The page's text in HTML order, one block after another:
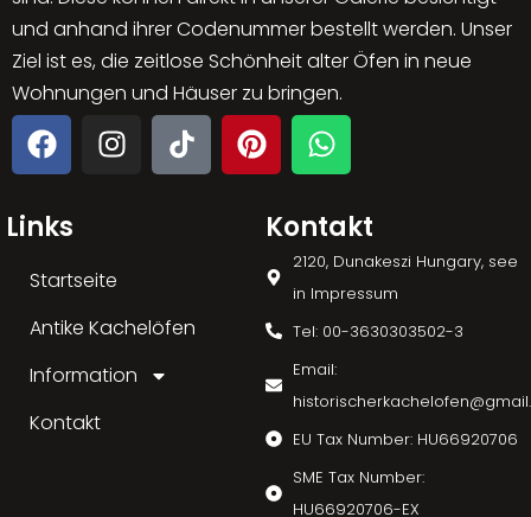
und anhand ihrer Codenummer bestellt werden. Unser
Ziel ist es, die zeitlose Schönheit alter Öfen in neue
Wohnungen und Häuser zu bringen.
Links
Startseite
Antike Kachelöfen
Information
Kontakt
Kontakt
2120, Dunakeszi Hungary, see
in Impressum
Tel: 00-3630303502-3
Email:
EU Tax Number: HU66920706
SME Tax Number:
HU66920706-EX